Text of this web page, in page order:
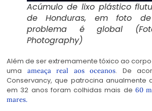
Acúmulo de lixo plástico
de Honduras, em foto
problema é global
Photography)
Além de ser extremamente tóxico ao
uma ameaça real aos oceanos. De
Conservancy, que patrocina anualmente
em 32 anos foram colhidas mais de 60
mares.